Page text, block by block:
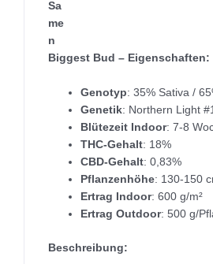
Sa
me
n
Biggest Bud – Eigenschaften:
Genotyp: 35% Sativa /
Genetik: Northern Light
Blütezeit Indoor: 7-8
THC-Gehalt: 18%
CBD-Gehalt: 0,83%
Pflanzenhöhe: 130-150
Ertrag Indoor: 600 g/m²
Ertrag Outdoor: 500 g/
Beschreibung: